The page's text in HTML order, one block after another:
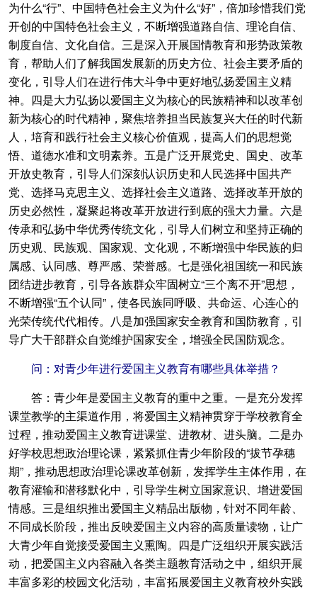
为什么“行”、中国特色社会主义为什么“好”，倍加珍惜我们党
开创的中国特色社会主义，不断增强道路自信、理论自信、
制度自信、文化自信。三是深入开展国情教育和形势政策教
育，帮助人们了解我国发展新的历史方位、社会主要矛盾的
变化，引导人们在进行伟大斗争中更好地弘扬爱国主义精
神。四是大力弘扬以爱国主义为核心的民族精神和以改革创
新为核心的时代精神，聚焦培养担当民族复兴大任的时代新
人，培育和践行社会主义核心价值观，提高人们的思想觉
悟、道德水准和文明素养。五是广泛开展党史、国史、改革
开放史教育，引导人们深刻认识历史和人民选择中国共产
党、选择马克思主义、选择社会主义道路、选择改革开放的
历史必然性，凝聚起将改革开放进行到底的强大力量。六是
传承和弘扬中华优秀传统文化，引导人们树立和坚持正确的
历史观、民族观、国家观、文化观，不断增强中华民族的归
属感、认同感、尊严感、荣誉感。七是强化祖国统一和民族
团结进步教育，引导各族群众牢固树立“三个离不开”思想，
不断增强“五个认同”，使各民族同呼吸、共命运、心连心的
光荣传统代代相传。八是加强国家安全教育和国防教育，引
导广大干部群众自觉维护国家安全，增强全民国防观念。
问：对青少年进行爱国主义教育有哪些具体举措？
答：青少年是爱国主义教育的重中之重。一是充分发挥
课堂教学的主渠道作用，将爱国主义精神贯穿于学校教育全
过程，推动爱国主义教育进课堂、进教材、进头脑。二是办
好学校思想政治理论课，紧紧抓住青少年阶段的“拔节孕穗
期”，推动思想政治理论课改革创新，发挥学生主体作用，在
教育灌输和潜移默化中，引导学生树立国家意识、增进爱国
情感。三是组织推出爱国主义精品出版物，针对不同年龄、
不同成长阶段，推出反映爱国主义内容的高质量读物，让广
大青少年自觉接受爱国主义熏陶。四是广泛组织开展实践活
动，把爱国主义内容融入各类主题教育活动之中，组织开展
丰富多彩的校园文化活动，丰富拓展爱国主义教育校外实践